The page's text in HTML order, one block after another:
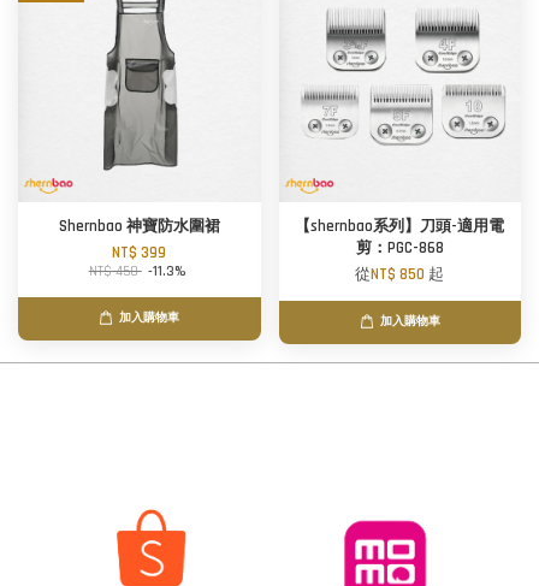
Shernbao 神寶防水圍裙
NT$ 399
NT$ 450 -11.3%
加入購物車
【shernbao系列】刀頭-適用電
剪：PGC-868
從NT$ 850 起
加入購物車